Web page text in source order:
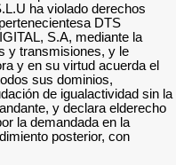
ha violado derechos
DTS
S.A, mediante la
y transmisiones, y le
y en su virtud acuerda el
sus dominios,
de igualactividad sin la
y declara elderecho
la demandada en la
posterior, con